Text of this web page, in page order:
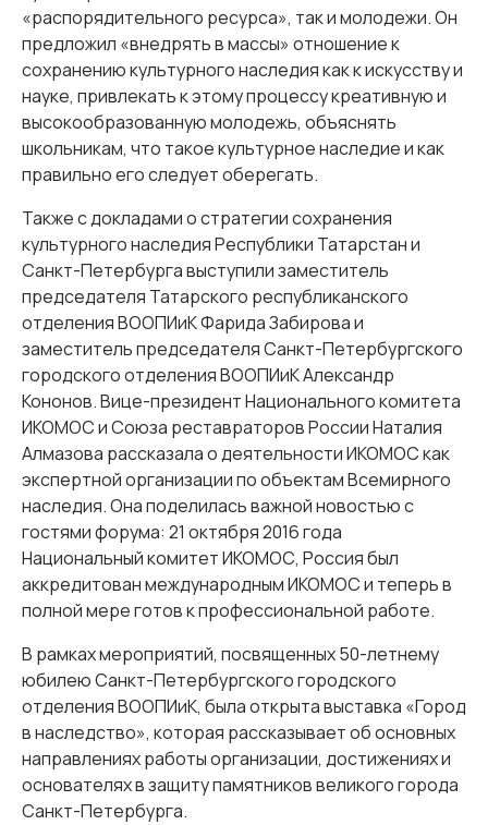
«распорядительного ресурса», так и молодежи. Он
предложил «внедрять в массы» отношение к
сохранению культурного наследия как к искусству и
науке, привлекать к этому процессу креативную и
высокообразованную молодежь, объяснять
школьникам, что такое культурное наследие и как
правильно его следует оберегать.
Также с докладами о стратегии сохранения
культурного наследия Республики Татарстан и
Санкт-Петербурга выступили заместитель
председателя Татарского республиканского
отделения ВООПИиК Фарида Забирова и
заместитель председателя Санкт-Петербургского
городского отделения ВООПИиК Александр
Кононов. Вице-президент Национального комитета
ИКОМОС и Союза реставраторов России Наталия
Алмазова рассказала о деятельности ИКОМОС как
экспертной организации по объектам Всемирного
наследия. Она поделилась важной новостью с
гостями форума: 21 октября 2016 года
Национальный комитет ИКОМОС, Россия был
аккредитован международным ИКОМОС и теперь в
полной мере готов к профессиональной работе.
В рамках мероприятий, посвященных 50-летнему
юбилею Санкт-Петербургского городского
отделения ВООПИиК, была открыта выставка «Город
в наследство», которая рассказывает об основных
направлениях работы организации, достижениях и
основателях в защиту памятников великого города
Санкт-Петербурга.